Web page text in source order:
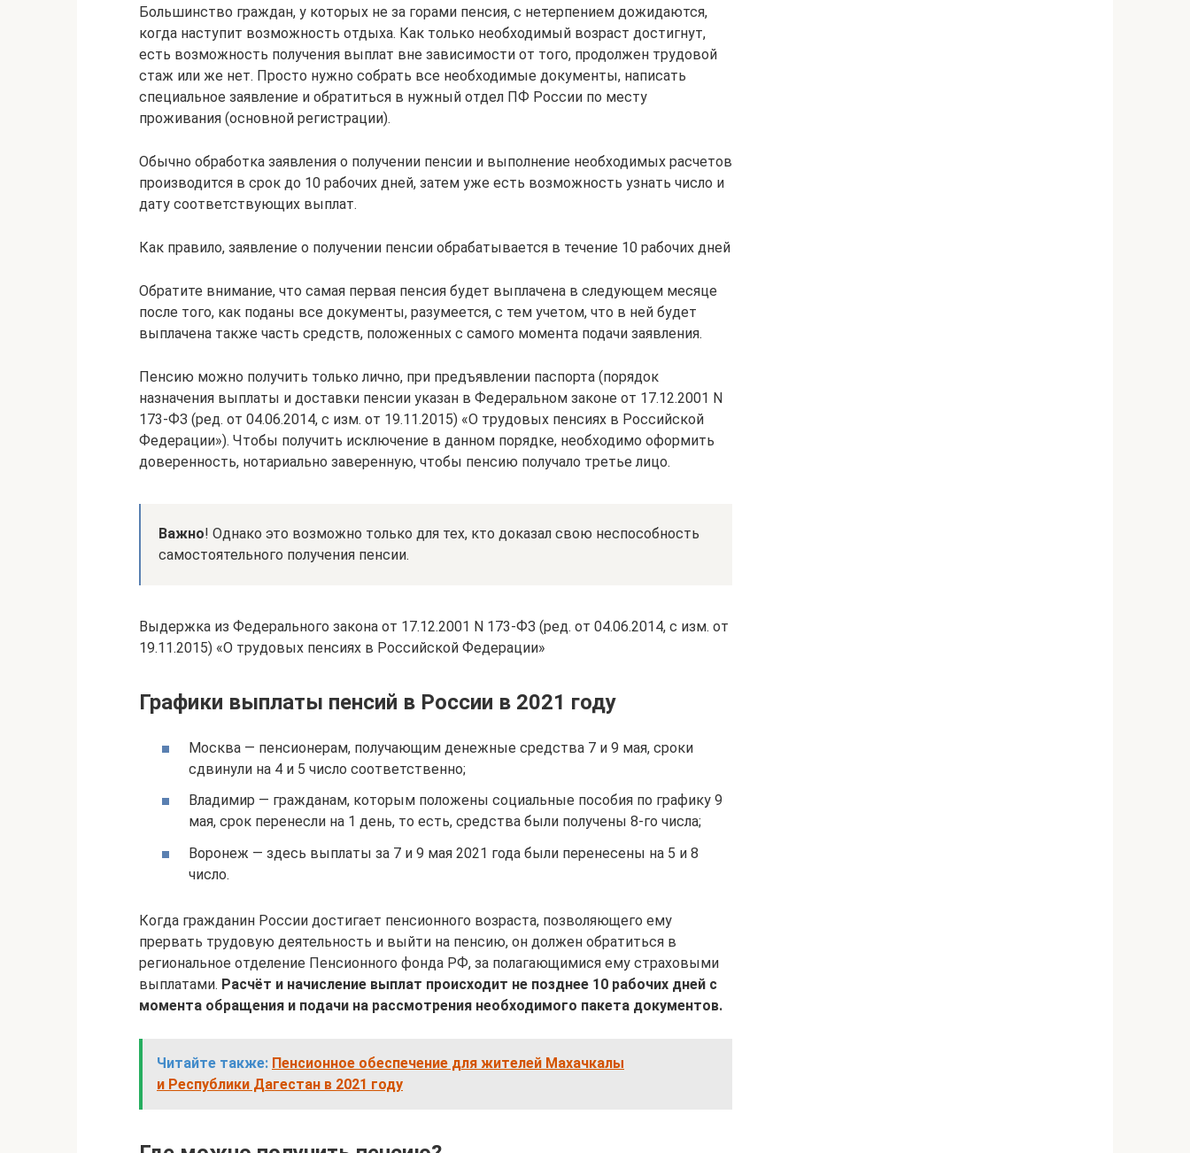
Большинство граждан, у которых не за горами пенсия, с нетерпением дожидаются,
когда наступит возможность отдыха. Как только необходимый возраст достигнут,
есть возможность получения выплат вне зависимости от того, продолжен трудовой
стаж или же нет. Просто нужно собрать все необходимые документы, написать
специальное заявление и обратиться в нужный отдел ПФ России по месту
проживания (основной регистрации).
Обычно обработка заявления о получении пенсии и выполнение необходимых расчетов
производится в срок до 10 рабочих дней, затем уже есть возможность узнать число и
дату соответствующих выплат.
Как правило, заявление о получении пенсии обрабатывается в течение 10 рабочих дней
Обратите внимание, что самая первая пенсия будет выплачена в следующем месяце
после того, как поданы все документы, разумеется, с тем учетом, что в ней будет
выплачена также часть средств, положенных с самого момента подачи заявления.
Пенсию можно получить только лично, при предъявлении паспорта (порядок
назначения выплаты и доставки пенсии указан в Федеральном законе от 17.12.2001 N
173-ФЗ (ред. от 04.06.2014, с изм. от 19.11.2015) «О трудовых пенсиях в Российской
Федерации»). Чтобы получить исключение в данном порядке, необходимо оформить
доверенность, нотариально заверенную, чтобы пенсию получало третье лицо.
Важно! Однако это возможно только для тех, кто доказал свою неспособность
самостоятельного получения пенсии.
Выдержка из Федерального закона от 17.12.2001 N 173-ФЗ (ред. от 04.06.2014, с изм. от
19.11.2015) «О трудовых пенсиях в Российской Федерации»
Графики выплаты пенсий в России в 2021 году
Москва — пенсионерам, получающим денежные средства 7 и 9 мая, сроки
сдвинули на 4 и 5 число соответственно;
Владимир — гражданам, которым положены социальные пособия по графику 9
мая, срок перенесли на 1 день, то есть, средства были получены 8-го числа;
Воронеж — здесь выплаты за 7 и 9 мая 2021 года были перенесены на 5 и 8
число.
Когда гражданин России достигает пенсионного возраста, позволяющего ему
прервать трудовую деятельность и выйти на пенсию, он должен обратиться в
региональное отделение Пенсионного фонда РФ, за полагающимися ему страховыми
выплатами. Расчёт и начисление выплат происходит не позднее 10 рабочих дней с
момента обращения и подачи на рассмотрения необходимого пакета документов.
Читайте также: Пенсионное обеспечение для жителей Махачкалы
и Республики Дагестан в 2021 году